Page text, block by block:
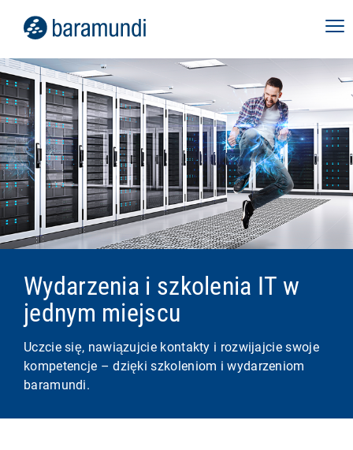
Wydarzenia i szkolenia IT w
jednym miejscu
Uczcie się, nawiązujcie kontakty i rozwijajcie swoje
kompetencje – dzięki szkoleniom i wydarzeniom
baramundi.